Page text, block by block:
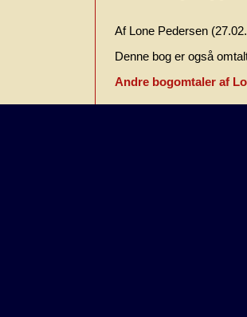
Af Lone Pedersen
Denne bog er også
Andre bogomtaler af